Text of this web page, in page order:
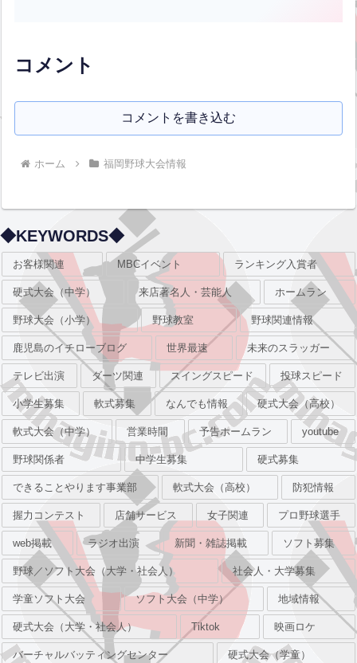
コメント
コメントを書き込む
ホーム 福岡野球大会情報
◆KEYWORDS◆
お客様関連 MBCイベント ランキング入賞者
硬式大会（中学） 来店著名人・芸能人 ホームラン
野球大会（小学） 野球教室 野球関連情報
鹿児島のイチローブログ 世界最速 未来のスラッガー
テレビ出演 ダーツ関連 スイングスピード 投球スピード
小学生募集 軟式募集 なんでも情報 硬式大会（高校）
軟式大会（中学） 営業時間 予告ホームラン youtube
野球関係者 中学生募集 硬式募集
できることやります事業部 軟式大会（高校） 防犯情報
握力コンテスト 店舗サービス 女子関連 プロ野球選手
web掲載 ラジオ出演 新聞・雑誌掲載 ソフト募集
野球／ソフト大会（大学・社会人） 社会人・大学募集
学童ソフト大会 ソフト大会（中学） 地域情報
硬式大会（大学・社会人） Tiktok 映画ロケ
バーチャルバッティングセンター 硬式大会（学童）